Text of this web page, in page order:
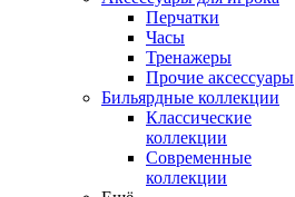
Перчатки
Часы
Тренажеры
Прочие аксессуары
Бильярдные коллекции
Классические
коллекции
Современные
коллекции